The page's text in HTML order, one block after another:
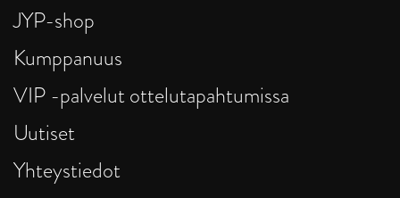
JYP-shop
Kumppanuus
VIP -palvelut ottelutapahtumissa
Uutiset
Yhteystiedot